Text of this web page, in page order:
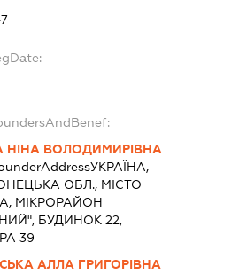
НІНА ВОЛОДИМИРІВНА
УКРАЇНА,
ОБЛ., МІСТО
МІКРОРАЙОН
БУДИНОК 22,
39
АЛЛА ГРИГОРІВНА